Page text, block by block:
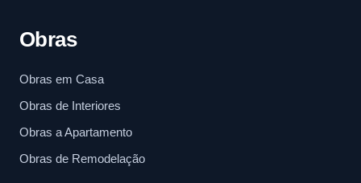
Obras
Obras em Casa
Obras de Interiores
Obras a Apartamento
Obras de Remodelação